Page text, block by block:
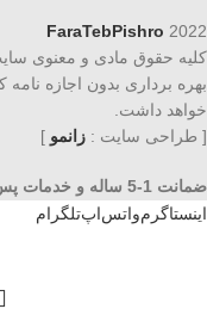
FaraTebPishro 2022
کلیه حقوق مادی و معنوی
بهره برداری بدون اجازه
خواهد داشت.
[ طراحی سایت : زانمو ]
ضمانت 1-5 ساله و خدمات پس از فروش
اینستاگرمواتس‌اپتلگرام